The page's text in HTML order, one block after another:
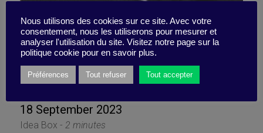
Give conservative
recruiters a wide berth!￼
18 September 2023
Idea Box - 2 minutes
Nous utilisons des cookies sur ce site. Avec votre
consentement, nous les utiliserons pour mesurer et
analyser l'utilisation du site. Visitez notre page sur la
politique cookie pour en savoir plus.
Préférences Tout refuser Tout accepter